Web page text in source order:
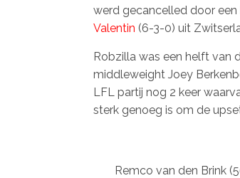
werd gecancelled door een
Valentin (6-3-0) uit
Robzilla was een helft van
middleweight Joey
LFL partij nog 2 keer
sterk genoeg is om de
Remco van den Brink